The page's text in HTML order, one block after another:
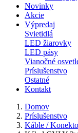
Novinky
Akcie
Výpredaj
Svietidlá
LED žiarovky
LED pásy
Vianočné
Príslušenstvo
Ostatné
Kontakt
Domov
Príslušenstvo
Káble /